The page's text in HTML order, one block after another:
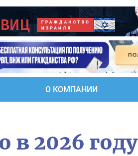
О КОМПАНИИ
в 2026 году